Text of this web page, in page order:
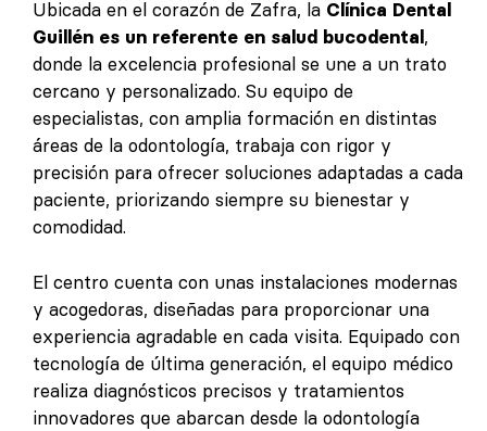
Ubicada en el corazón de Zafra, la Clínica Dental
Guillén es un referente en salud bucodental,
donde la excelencia profesional se une a un trato
cercano y personalizado. Su equipo de
especialistas, con amplia formación en distintas
áreas de la odontología, trabaja con rigor y
precisión para ofrecer soluciones adaptadas a cada
paciente, priorizando siempre su bienestar y
comodidad.
El centro cuenta con unas instalaciones modernas
y acogedoras, diseñadas para proporcionar una
experiencia agradable en cada visita. Equipado con
tecnología de última generación, el equipo médico
realiza diagnósticos precisos y tratamientos
innovadores que abarcan desde la odontología